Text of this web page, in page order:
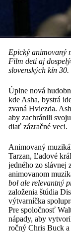
Epický animovaný
Film deti aj
slovenských kín
Úplne nová
kde Asha, bystrá
zvaná Hviezda.
aby zachránili
diať zázračné veci.
Animovaný
Tarzan, Ľadové
jedného zo slávnej
animovanom
bol ale relevantný
založenia štúdia
výtvarníčka
Pre spoločnosť
nápady, aby
ročný Chris Buck a